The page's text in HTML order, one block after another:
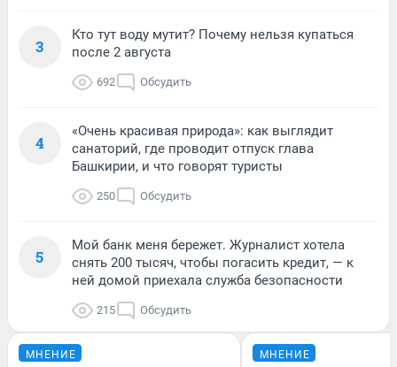
3
Кто тут воду мутит? Почему нельзя купаться
после 2 августа
692 Обсудить
4
«Очень красивая природа»: как выглядит
санаторий, где проводит отпуск глава
Башкирии, и что говорят туристы
250 Обсудить
5
Мой банк меня бережет. Журналист хотела
снять 200 тысяч, чтобы погасить кредит, — к
ней домой приехала служба безопасности
215 Обсудить
МНЕНИЕ МНЕНИЕ